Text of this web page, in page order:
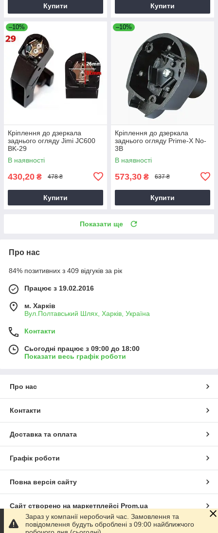
Купити Купити
–10%
Кріплення до дзеркала
заднього огляду Jimi JC600
BK-29
В наявності
430,20 ₴ 478 ₴
Купити
–10%
Кріплення до дзеркала
заднього огляду Prime-X No-
3B
В наявності
573,30 ₴ 637 ₴
Купити
Показати ще
Про нас
84% позитивних з 409 відгуків за рік
Працює з 19.02.2016
м. Харків
Вул.Полтавський Шлях, Харків, Україна
Контакти
Сьогодні працює з 09:00 до 18:00
Показати весь графік роботи
Про нас
Контакти
Доставка та оплата
Графік роботи
Повна версія сайту
Сайт створено на маркетплейсі Prom.ua
Політика конфіденційності
Зараз у компанії неробочий час. Замовлення та
повідомлення будуть оброблені з 09:00 найближчого